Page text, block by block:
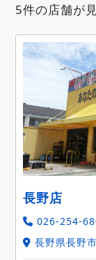
5件の店舗が
長野店
026-254-
長野県長野